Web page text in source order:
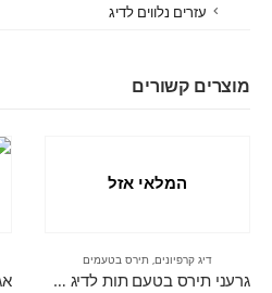
עזרים נלווים לדיג
מוצרים קשורים
המלאי אזל
דיג קרפיונים תירס בטעמים
גרעני תירס בטעם תות לדיג קרפיונים